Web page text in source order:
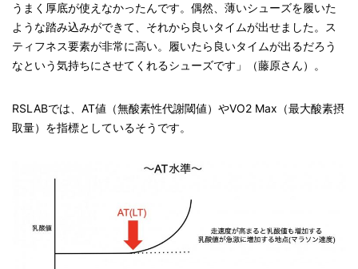
うまく厚底が使えなかったんです。偶然、薄いシューズを履いた
ような踏み込みができて、それから良いタイムが出せました。ス
ティフネス要素が非常に高い。履いたら良いタイムが出るだろう
なという気持ちにさせてくれるシューズです」（藤原さん）。
RSLABでは、AT値（無酸素性代謝閾値）やVO2 Max（最大酸素摂
取量）を指標としているそうです。